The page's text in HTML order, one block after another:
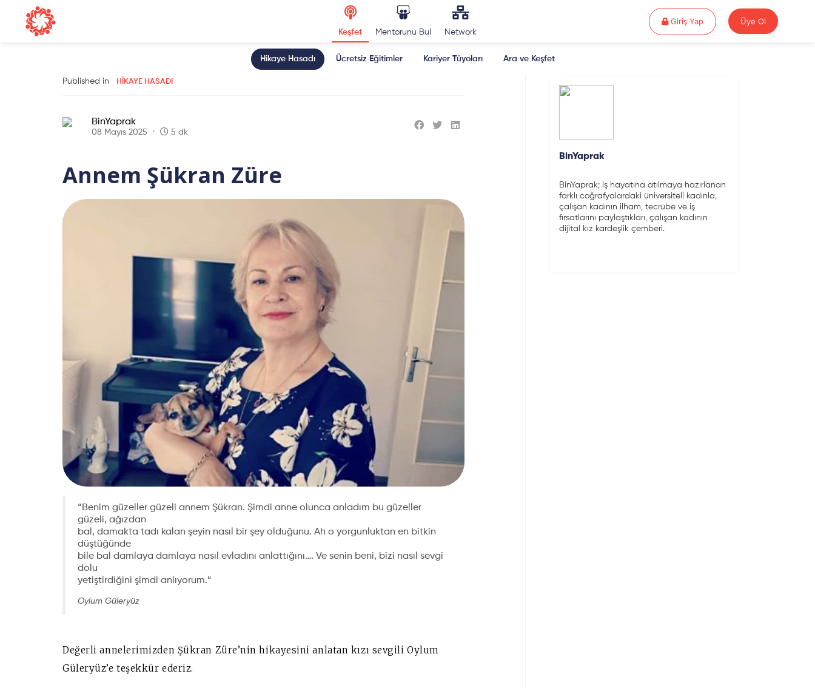
Keşfet Mentorunu Bul Network
Giriş YapGiriş Yap Üye Ol
Hikaye Hasadı Ücretsiz Eğitimler Kariyer Tüyoları Ara ve Keşfet
Published in HIKAYE HASADI
BinYaprak
08 Mayıs 2025 5 dk
Annem Şükran Züre
“Benim güzeller güzeli annem Şükran. Şimdi anne olunca anladım bu güzeller
güzeli, ağızdan
bal, damakta tadı kalan şeyin nasıl bir şey olduğunu. Ah o yorgunluktan en bitkin
düştüğünde
bile bal damlaya damlaya nasıl evladını anlattığını…. Ve senin beni, bizi nasıl sevgi
dolu
yetiştirdiğini şimdi anlıyorum.”
Oylum Güleryüz
Değerli annelerimizden Şükran Züre’nin hikayesini anlatan kızı sevgili Oylum
Güleryüz’e teşekkür ederiz.
BinYaprak
BinYaprak; iş hayatına atılmaya hazırlanan
farklı coğrafyalardaki üniversiteli kadınla,
çalışan kadının ilham, tecrübe ve iş
fırsatlarını paylaştıkları, çalışan kadının
dijital kız kardeşlik çemberi.